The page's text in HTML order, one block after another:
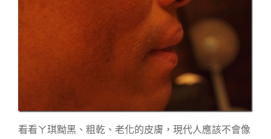
看看ㄚ琪黝黑、粗乾、老化的皮膚，現代人應該不會像